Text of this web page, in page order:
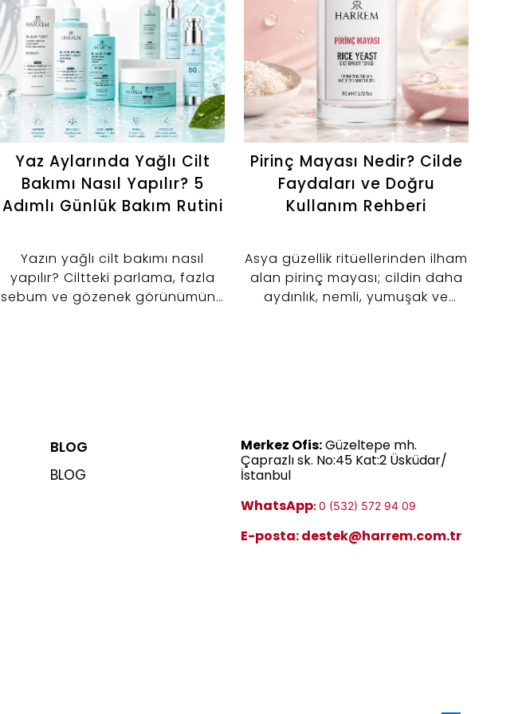
Yaz Aylarında Yağlı Cilt
Bakımı Nasıl Yapılır? 5
Adımlı Günlük Bakım Rutini
Yazın yağlı cilt bakımı nasıl
yapılır? Ciltteki parlama, fazla
sebum ve gözenek görünümünü
Pirinç Mayası Nedir? Cilde
Faydaları ve Doğru
Kullanım Rehberi
Asya güzellik ritüellerinden ilham
alan pirinç mayası; cildin daha
aydınlık, nemli, yumuşak ve
görünümüne yönelik bakım
yapmak isteyenler için
BLOG
BLOG
Merkez Ofis:Güzeltepe mh.
Çaprazlı sk. No:45 Kat:2 Üsküdar/
İstanbul
WhatsApp:0 (532) 572 94 09
E-posta:destek@harrem.com.tr